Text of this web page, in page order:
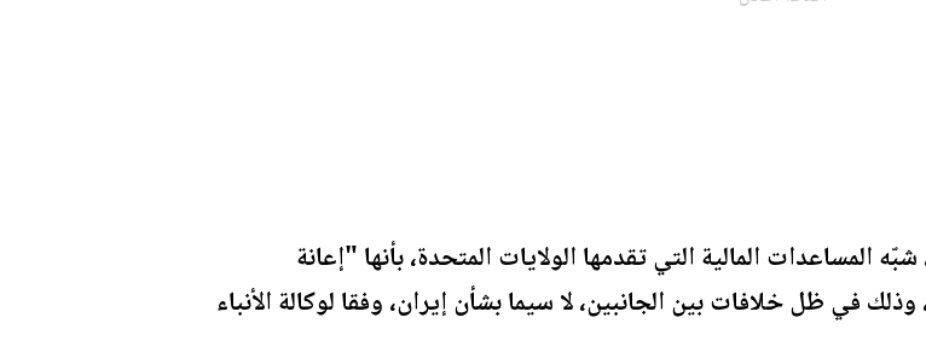
المساعدات المالية التي تقدمها الولايات المتحدة، بأنها "إعانة
في ظل خلافات بين الجانبين، لا سيما بشأن إيران، وفقا لوكالة الأنباء